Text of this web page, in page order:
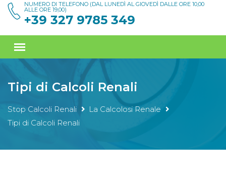
NUMERO DI TELEFONO (DAL LUNEDÌ AL GIOVEDÌ DALLE ORE 10,00
ALLE ORE 19,00)
+39 327 9785 349
Tipi di Calcoli Renali
Stop Calcoli Renali
La Calcolosi Renale
Tipi di Calcoli Renali